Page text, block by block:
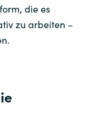
die es
zu arbeiten –